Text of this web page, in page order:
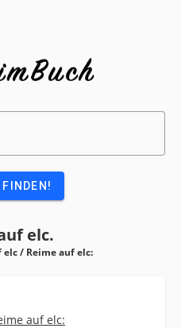
FINDEN!
elc.
elc / Reime aufelc:
auf elc: